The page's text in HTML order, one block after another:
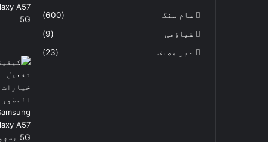
سام سنگ
(600)
شیاؤمی
(9)
غير مصنف
(23)